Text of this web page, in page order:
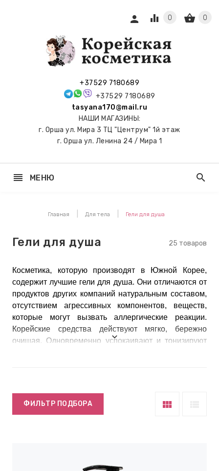
+37529 7180689
+37529 7180689
tasyana170@mail.ru
НАШИ МАГАЗИНЫ:
г. Орша ул. Мира 3 ТЦ "Центрум" 1й этаж
г. Орша ул. Ленина 24 / Мира 1
person shopping_basket 0
equalizer 0
reorder МЕНЮ
ТОНЕРЫ,
КРЕМЫ keyboard_arrow_right
search
Главная Для тела Гели для душа
25 товаров
Гели для душа
Косметика, которую производят в Южной Корее,
содержит лучшие гели для душа. Они отличаются от
продуктов других компаний натуральным составом,
отсутствием агрессивных компонентов, веществ,
которые могут вызвать аллергические реакции.
Корейские средства действуют мягко, бережно
очищая. Одновременно успокаивают и тонизируют
ФИЛЬТР ПОДБОРА view_module